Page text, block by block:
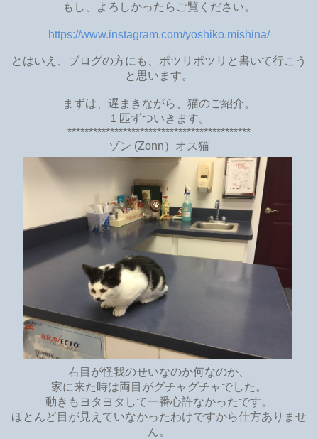
もし、よろしかったらご覧ください。
https://www.instagram.com/yoshiko.mishina/
とはいえ、ブログの方にも、ポツリポツリと書いて行こう
と思います。
まずは、遅まきながら、猫のご紹介。
１匹ずついきます。
*******************************************
ゾン (Zonn）オス猫
右目が怪我のせいなのか何なのか、
家に来た時は両目がグチャグチャでした。
動きもヨタヨタして一番心許なかったです。
ほとんど目が見えていなかったわけですから仕方ありませ
ん。